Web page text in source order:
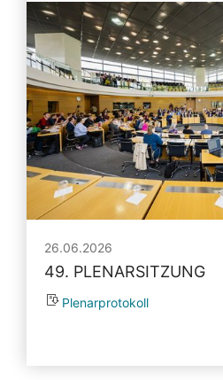
26.06.2026
49. PLENARSITZUNG
Plenarprotokoll